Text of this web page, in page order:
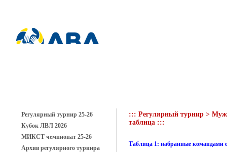
Регулярный турнир 25-26
Кубок ЛВЛ 2026
МИКСТ чемпионат 25-26
Архив регулярного турнира
::: Регулярный турнир >
таблица :::
Таблица 1: набранные командами